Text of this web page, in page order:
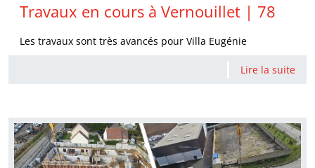
Travaux en cours à Vernouillet | 78
Les travaux sont très avancés pour Villa Eugénie
Lire la suite